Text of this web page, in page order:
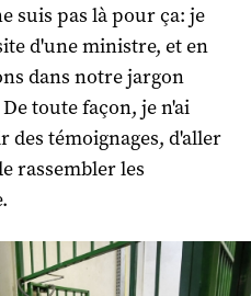
suis pas là pour ça: je
d'une ministre, et en
dans notre jargon
toute façon, je n'ai
des témoignages, d'aller
rassembler les